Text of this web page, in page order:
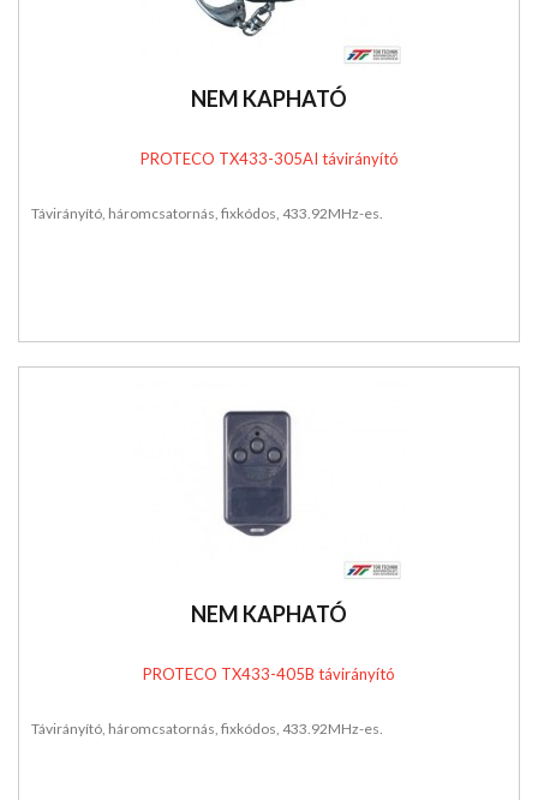
NEM KAPHATÓ
PROTECO TX433-305AI távirányító
Távirányító, háromcsatornás, fixkódos, 433.92MHz-es.
NEM KAPHATÓ
PROTECO TX433-405B távirányító
Távirányító, háromcsatornás, fixkódos, 433.92MHz-es.